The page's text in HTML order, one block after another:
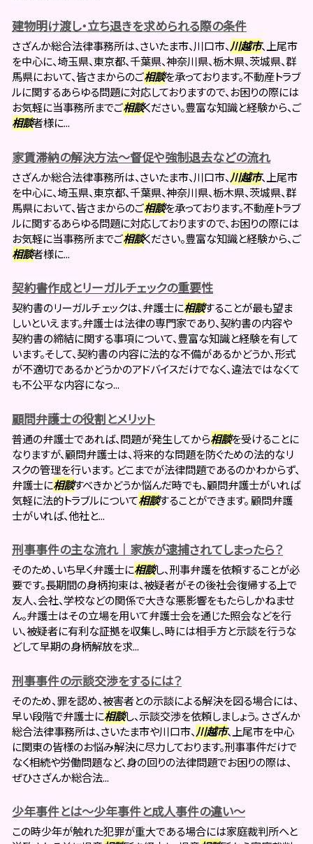
建物明け渡し・立ち退きを求められる際の条件
さざんか総合法律事務所は、さいたま市、川口市、川越市、上尾市
を中心に、埼玉県、東京都、千葉県、神奈川県、栃木県、茨城県、群
馬県において、皆さまからのご相談を承っております。不動産トラブ
ルに関するあらゆる問題に対応しておりますので、お困りの際には
お気軽に当事務所までご相談ください。豊富な知識と経験から、ご
相談者様に...
家賃滞納の解決方法～督促や強制退去などの流れ
さざんか総合法律事務所は、さいたま市、川口市、川越市、上尾市
を中心に、埼玉県、東京都、千葉県、神奈川県、栃木県、茨城県、群
馬県において、皆さまからのご相談を承っております。不動産トラブ
ルに関するあらゆる問題に対応しておりますので、お困りの際には
お気軽に当事務所までご相談ください。豊富な知識と経験から、ご
相談者様に...
契約書作成とリーガルチェックの重要性
契約書のリーガルチェックは、弁護士に相談することが最も望ま
しいといえます。弁護士は法律の専門家であり、契約書の内容や
契約書の締結に関する事項について、豊富な知識と経験を有して
います。そして、契約書の内容に法的な不備があるかどうか、形式
が不適切であるかどうかのアドバイスだけでなく、違法ではなくて
も不公平な内容になっ...
顧問弁護士の役割とメリット
普通の弁護士であれば、問題が発生してから相談を受けることに
なりますが、顧問弁護士は、将来的な問題を防ぐための法的なリ
スクの管理を行います。 どこまでが法律問題であるのかわからず、
弁護士に相談すべきかどうか悩んだ時でも、顧問弁護士がいれば
気軽に法的トラブルについて相談することができます。 顧問弁護
士がいれば、他社と...
刑事事件の主な流れ｜家族が逮捕されてしまったら？
そのため、いち早く弁護士に相談し、刑事弁護を依頼することが必
要です。長期間の身柄拘束は、被疑者がその後社会復帰する上で
友人、会社、学校などの関係で大きな悪影響をもたらしかねませ
ん。弁護士はその立場を用いて弁護士会を通じた照会などを行
い、被疑者に有利な証拠を収集し、時には相手方と示談を行うな
どして早期の身柄解放を求...
刑事事件の示談交渉をするには？
そのため、罪を認め、被害者との示談による解決を図る場合には、
早い段階で弁護士に相談し、示談交渉を依頼しましょう。 さざんか
総合法律事務所は、さいたま市や川口市、川越市、上尾市を中心
に関東の皆様のお悩み解決に尽力しております。刑事事件だけで
なく相続や労働問題など、身の回りの法律問題でお困りの際は、
ぜひさざんか総合法...
少年事件とは～少年事件と成人事件の違い～
この時少年が触れた犯罪が重大である場合には家庭裁判所へと